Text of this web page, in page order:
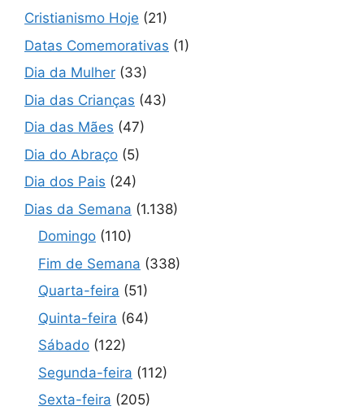
Cristianismo Hoje (21)
Datas Comemorativas (1)
Dia da Mulher (33)
Dia das Crianças (43)
Dia das Mães (47)
Dia do Abraço (5)
Dia dos Pais (24)
Dias da Semana (1.138)
Domingo (110)
Fim de Semana (338)
Quarta-feira (51)
Quinta-feira (64)
Sábado (122)
Segunda-feira (112)
Sexta-feira (205)